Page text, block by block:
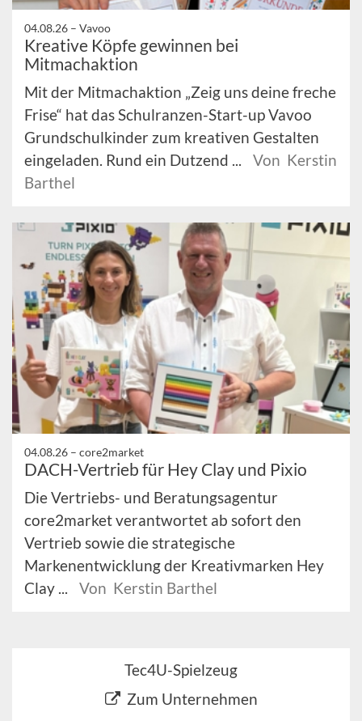
04.08.26 – Vavoo
Kreative Köpfe gewinnen bei
Mitmachaktion
Mit der Mitmachaktion „Zeig uns deine freche
Frise“ hat das Schulranzen-Start-up Vavoo
Grundschulkinder zum kreativen Gestalten
eingeladen. Rund ein Dutzend ...
Von Kerstin
Barthel
04.08.26 – core2market
DACH-Vertrieb für Hey Clay und Pixio
Die Vertriebs- und Beratungsagentur
core2market verantwortet ab sofort den
Vertrieb sowie die strategische
Markenentwicklung der Kreativmarken Hey
Clay ...
Von Kerstin Barthel
Tec4U-Spielzeug
Zum Unternehmen